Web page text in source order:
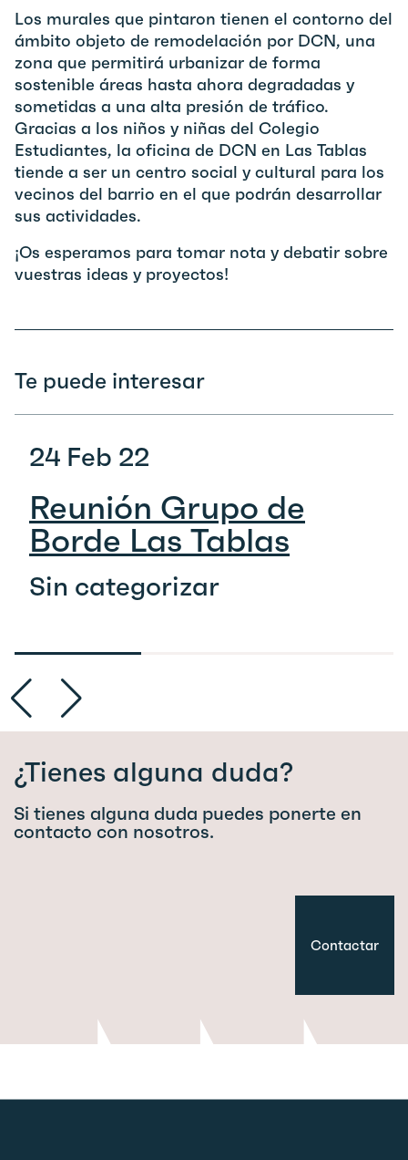
Los murales que pintaron tienen el contorno del
ámbito objeto de remodelación por DCN, una
zona que permitirá urbanizar de forma
sostenible áreas hasta ahora degradadas y
sometidas a una alta presión de tráfico.
Gracias a los niños y niñas del Colegio
Estudiantes, la oficina de DCN en Las Tablas
tiende a ser un centro social y cultural para los
vecinos del barrio en el que podrán desarrollar
sus actividades.
¡Os esperamos para tomar nota y debatir sobre
vuestras ideas y proyectos!
Te puede interesar
24 Feb 22
Reunión Grupo de
Borde Las Tablas
Sin categorizar
¿Tienes alguna duda?
Si tienes alguna duda puedes ponerte en
contacto con nosotros.
Contactar